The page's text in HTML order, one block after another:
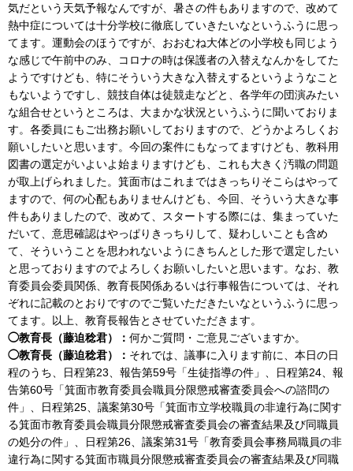
気だという天気予報なんですが、暑さの件もありますので、改めて
熱中症については十分学校に徹底していきたいなというふうに思っ
てます。運動会のほうですが、おおむね大体どの小学校も同じよう
な感じで午前中のみ、コロナの時は保護者の入替えなんかをしてた
ようですけども、特にそういう大きな入替えするというようなこと
もないようですし、競技自体は徒競走などと、各学年の団演みたい
な組合せというところは、大まかな状況というふうに聞いておりま
す。各委員にもご出務お願いしておりますので、どうかよろしくお
願いしたいと思います。今回の案件にもなってますけども、教科用
図書の選定がいよいよ始まりますけども、これも大きく汚職の問題
が取上げられました。箕面市はこれまではきっちりそこらはやって
ますので、何の心配もありませんけども、今回、そういう大きな事
件もありましたので、改めて、スタートする際には、集まっていた
だいて、意思確認はやっぱりきっちりして、疑わしいことも含め
て、そういうことを思われないようにきちんとした形で選定したい
と思っておりますのでよろしくお願いしたいと思います。なお、教
育委員会委員関係、教育長関係あるいは行事報告については、それ
ぞれに記載のとおりですのでご覧いただきたいなというふうに思っ
てます。以上、教育長報告とさせていただきます。
◯教育長（藤迫稔君）： 何かご質問・ご意見ございますか。
◯教育長（藤迫稔君）： それでは、議事に入ります前に、本日の日
程のうち、日程第23、報告第59号「生徒指導の件」、日程第24、報
告第60号「箕面市教育委員会職員分限懲戒審査委員会への諮問の
件」、日程第25、議案第30号「箕面市立学校職員の非違行為に関す
る箕面市教育委員会職員分限懲戒審査委員会の審査結果及び同職員
の処分の件」、日程第26、議案第31号「教育委員会事務局職員の非
違行為に関する箕面市職員分限懲戒審査委員会の審査結果及び同職